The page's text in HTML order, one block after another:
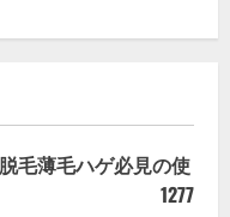
毛薄毛ハゲ必見の使
1277